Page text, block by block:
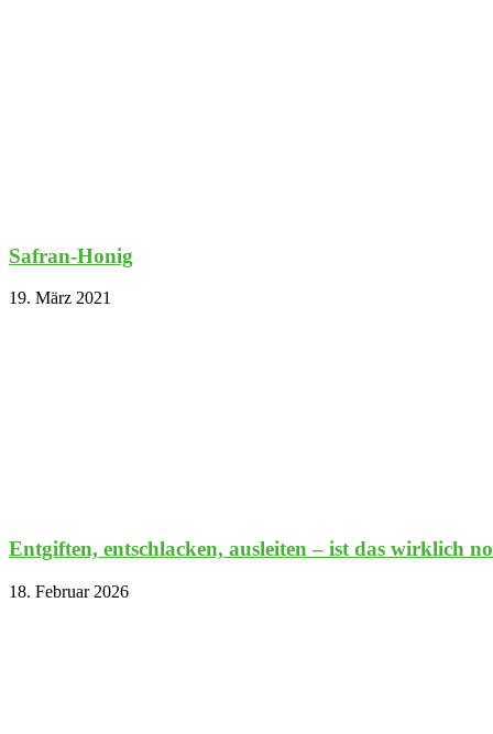
Safran-Honig
19. März 2021
Entgiften, entschlacken, ausleiten – ist das wirklich
18. Februar 2026